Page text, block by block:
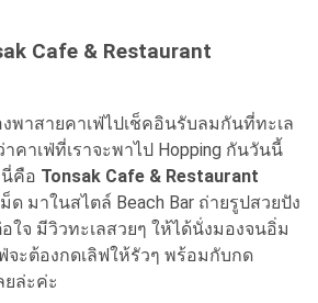
Cafe & Restaurant
าสายคาเฟ่ไปเช็คอินรับลมกันที่ทะเล
คาเฟ่ที่เราจะพาไป Hopping กันวันนี้
นี่คือ Tonsak Cafe & Restaurant
ด มาในสไตล์ Beach Bar ถ่ายรูปสวยปัง
ใจ มีวิวทะเลสวยๆ ให้ได้นั่งมองจนอิ่ม
จะต้องกดเลิฟให้รัวๆ พร้อมกับกด
ยล่ะค่ะ